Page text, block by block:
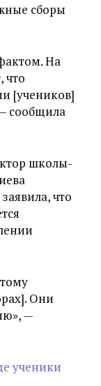
сборы
На
что
[учеников]
сообщила
школы-
что
Они
—
ученики